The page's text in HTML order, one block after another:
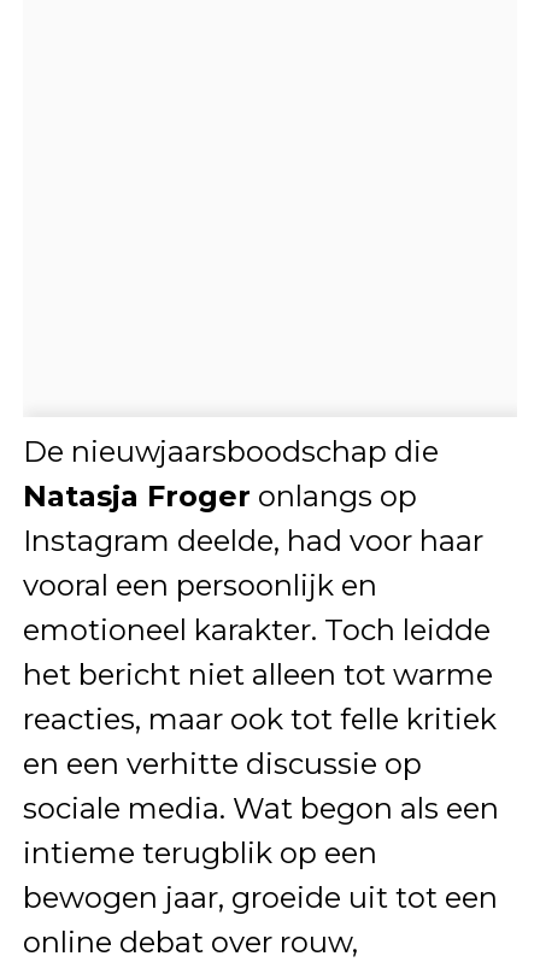
De nieuwjaarsboodschap die
Natasja Froger onlangs op
Instagram deelde, had voor haar
vooral een persoonlijk en
emotioneel karakter. Toch leidde
het bericht niet alleen tot warme
reacties, maar ook tot felle kritiek
en een verhitte discussie op
sociale media. Wat begon als een
intieme terugblik op een
bewogen jaar, groeide uit tot een
online debat over rouw,